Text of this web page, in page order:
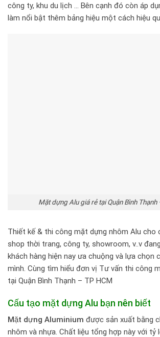
công ty, khu du lịch … Bên cạnh đó còn áp
làm nổi bật thêm bảng hiệu một cách hiệu
Mặt dựng Alu giá rẻ tại Quận Bình
Thiết kế & thi công mặt dựng nhôm Alu cho
shop thời trang, công ty, showroom, v..v
khách hàng hiện nay ưa chuộng và lựa chọn
mình. Cùng tìm hiểu đơn vị Tư vấn thi công
tại Quận Bình Thạnh – TP HCM
Cấu tạo mặt dựng Alu bạn nên biết
Mặt dựng Aluminium được sản xuất bằng
nhôm và nhựa. Chất liệu tổng hợp này với tỷ